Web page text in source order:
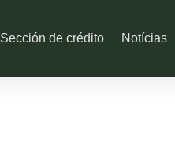
Sección de crédito Notícias